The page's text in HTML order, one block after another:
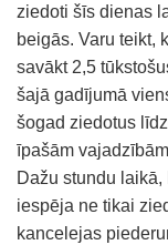
ziedoti šīs dienas
beigās. Varu teikt,
savākt 2,5
šajā gadījumā
šogad ziedotus
īpašām
Dažu stundu
iespēja ne tikai
kancelejas